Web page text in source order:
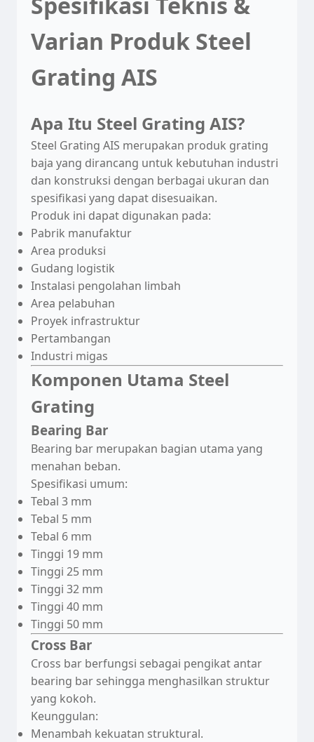
Varian Produk Steel
Grating AIS
Apa Itu Steel Grating AIS?
Steel Grating AIS merupakan produk grating
baja yang dirancang untuk kebutuhan industri
dan konstruksi dengan berbagai ukuran dan
spesifikasi yang dapat disesuaikan.
Produk ini dapat digunakan pada:
Pabrik manufaktur
Area produksi
Gudang logistik
Instalasi pengolahan limbah
Area pelabuhan
Proyek infrastruktur
Pertambangan
Industri migas
Komponen Utama Steel
Grating
Bearing Bar
Bearing bar merupakan bagian utama yang
menahan beban.
Spesifikasi umum:
Tebal 3 mm
Tebal 5 mm
Tebal 6 mm
Tinggi 19 mm
Tinggi 25 mm
Tinggi 32 mm
Tinggi 40 mm
Tinggi 50 mm
Cross Bar
Cross bar berfungsi sebagai pengikat antar
bearing bar sehingga menghasilkan struktur
yang kokoh.
Keunggulan:
Menambah kekuatan struktural.